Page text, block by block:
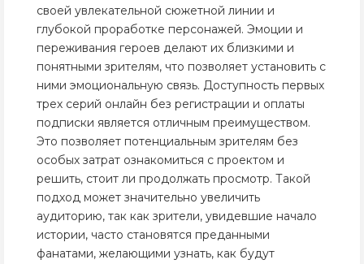
своей увлекательной сюжетной линии и
глубокой проработке персонажей. Эмоции и
переживания героев делают их близкими и
понятными зрителям, что позволяет установить с
ними эмоциональную связь. Доступность первых
трех серий онлайн без регистрации и оплаты
подписки является отличным преимуществом.
Это позволяет потенциальным зрителям без
особых затрат ознакомиться с проектом и
решить, стоит ли продолжать просмотр. Такой
подход может значительно увеличить
аудиторию, так как зрители, увидевшие начало
истории, часто становятся преданными
фанатами, желающими узнать, как будут